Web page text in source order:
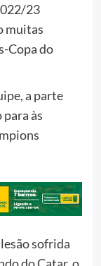
23
muitas
Copa do
a parte
às
sofrida